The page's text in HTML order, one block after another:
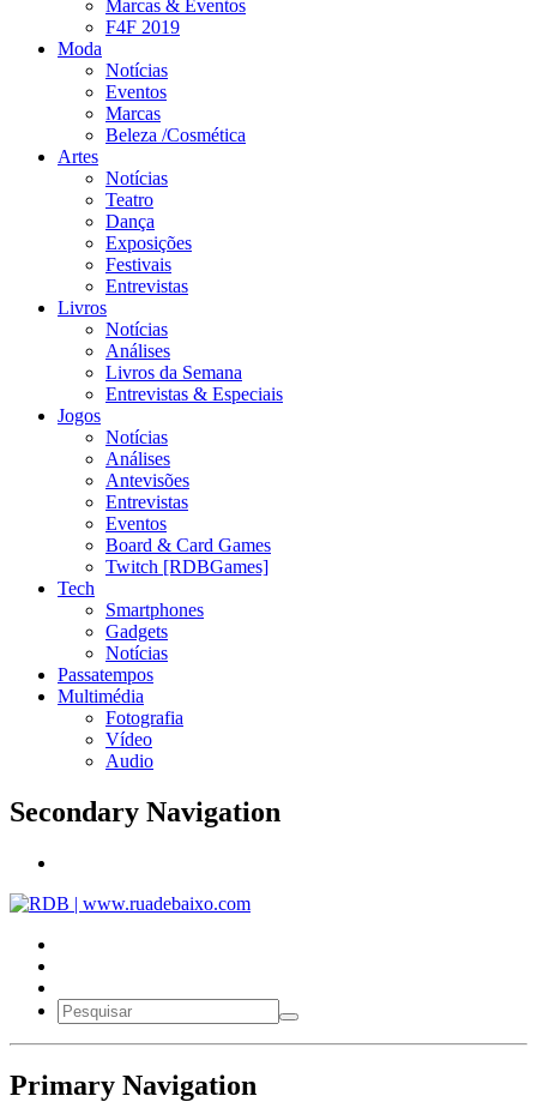
Marcas & Eventos
F4F 2019
Moda
Notícias
Eventos
Marcas
Beleza /Cosmética
Artes
Notícias
Teatro
Dança
Exposições
Festivais
Entrevistas
Livros
Notícias
Análises
Livros da Semana
Entrevistas & Especiais
Jogos
Notícias
Análises
Antevisões
Entrevistas
Eventos
Board & Card Games
Twitch [RDBGames]
Tech
Smartphones
Gadgets
Notícias
Passatempos
Multimédia
Fotografia
Vídeo
Audio
Secondary Navigation
Primary Navigation